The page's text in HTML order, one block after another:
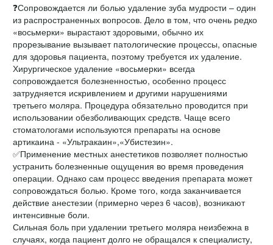
❓Сопровождается ли болью удаление зуба мудрости – один
из распространенных вопросов. Дело в том, что очень редко
«восьмерки» вырастают здоровыми, обычно их
прорезывание вызывает патологические процессы, опасные
для здоровья пациента, поэтому требуется их удаление.
Хирургическое удаление «восьмерки» всегда
сопровождается болезненностью, особенно процесс
затрудняется искривлением и другими нарушениями
третьего моляра. Процедура обязательно проводится при
использовании обезболивающих средств. Чаще всего
стоматологами используются препараты на основе
артикаина - «Ультракаин»,«Убистезин».
✅Применение местных анестетиков позволяет полностью
устранить болезненные ощущения во время проведения
операции. Однако сам процесс введения препарата может
сопровождаться болью. Кроме того, когда заканчивается
действие анестезии (примерно через 6 часов), возникают
интенсивные боли.
Сильная боль при удалении третьего моляра неизбежна в
случаях, когда пациент долго не обращался к специалисту,